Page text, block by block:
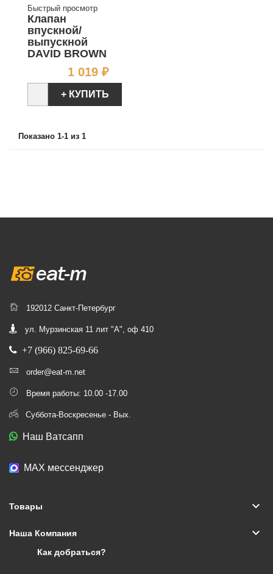
Быстрый просмотр
Клапан
впускной/
выпускной
DAVID BROWN
1 019 ₽Цена
+ КУПИТЬ
Показано 1-1 из 1
192012 Санкт-Петербург
ул. Мурзинская 11 лит "А", оф 410
+7 (966) 825-69-66
order@eat-m.net
Время работы: 10.00 -17.00
Суббота-Воскресенье - Вых.
Наш Ватсапп
МАХ мессенджер
Товары keyboard_arrow_down
Наша Компания keyboard_arrow_down
Как добраться?